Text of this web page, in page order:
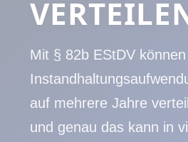
Mit § 82b EStDV
auf mehrere Jahre
und genau das kann in